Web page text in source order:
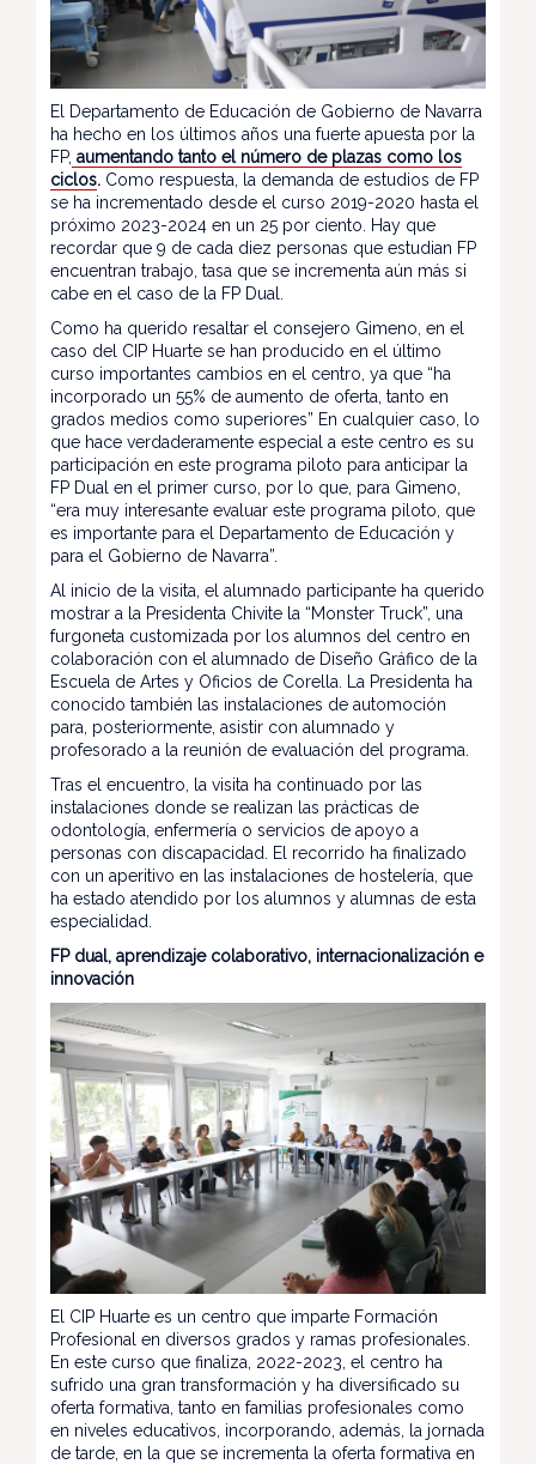
El Departamento de Educación de Gobierno de Navarra
ha hecho en los últimos años una fuerte apuesta por la
FP, aumentando tanto el número de plazas como los
ciclos. Como respuesta, la demanda de estudios de FP
se ha incrementado desde el curso 2019-2020 hasta el
próximo 2023-2024 en un 25 por ciento. Hay que
recordar que 9 de cada diez personas que estudian FP
encuentran trabajo, tasa que se incrementa aún más si
cabe en el caso de la FP Dual.
Como ha querido resaltar el consejero Gimeno, en el
caso del CIP Huarte se han producido en el último
curso importantes cambios en el centro, ya que “ha
incorporado un 55% de aumento de oferta, tanto en
grados medios como superiores” En cualquier caso, lo
que hace verdaderamente especial a este centro es su
participación en este programa piloto para anticipar la
FP Dual en el primer curso, por lo que, para Gimeno,
“era muy interesante evaluar este programa piloto, que
es importante para el Departamento de Educación y
para el Gobierno de Navarra”.
Al inicio de la visita, el alumnado participante ha querido
mostrar a la Presidenta Chivite la “Monster Truck”, una
furgoneta customizada por los alumnos del centro en
colaboración con el alumnado de Diseño Gráfico de la
Escuela de Artes y Oficios de Corella. La Presidenta ha
conocido también las instalaciones de automoción
para, posteriormente, asistir con alumnado y
profesorado a la reunión de evaluación del programa.
Tras el encuentro, la visita ha continuado por las
instalaciones donde se realizan las prácticas de
odontología, enfermería o servicios de apoyo a
personas con discapacidad. El recorrido ha finalizado
con un aperitivo en las instalaciones de hostelería, que
ha estado atendido por los alumnos y alumnas de esta
especialidad.
FP dual, aprendizaje colaborativo, internacionalización e
innovación
El CIP Huarte es un centro que imparte Formación
Profesional en diversos grados y ramas profesionales.
En este curso que finaliza, 2022-2023, el centro ha
sufrido una gran transformación y ha diversificado su
oferta formativa, tanto en familias profesionales como
en niveles educativos, incorporando, además, la jornada
de tarde, en la que se incrementa la oferta formativa en